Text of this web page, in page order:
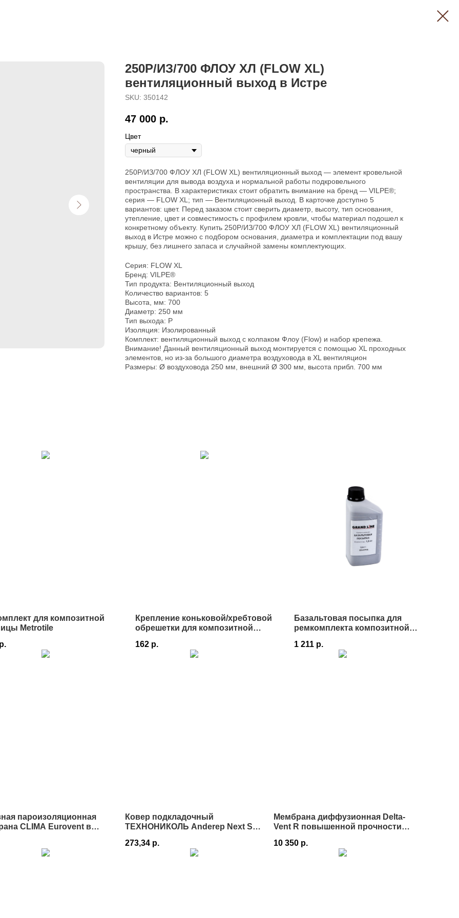
250P/ИЗ/700 ФЛОУ ХЛ (FLOW XL)
вентиляционный выход в Истре
SKU: 350142
47 000 р.
Цвет
250P/ИЗ/700 ФЛОУ ХЛ (FLOW XL) вентиляционный выход — элемент кровельной
вентиляции для вывода воздуха и нормальной работы подкровельного
пространства. В характеристиках стоит обратить внимание на бренд — VILPE®;
серия — FLOW XL; тип — Вентиляционный выход. В карточке доступно 5
вариантов: цвет. Перед заказом стоит сверить диаметр, высоту, тип основания,
утепление, цвет и совместимость с профилем кровли, чтобы материал подошел к
конкретному объекту. Купить 250P/ИЗ/700 ФЛОУ ХЛ (FLOW XL) вентиляционный
выход в Истре можно с подбором основания, диаметра и комплектации под вашу
крышу, без лишнего запаса и случайной замены комплектующих.
Серия: FLOW XL
Бренд: VILPE®
Тип продукта: Вентиляционный выход
Количество вариантов: 5
Высота, мм: 700
Диаметр: 250 мм
Тип выхода: P
Изоляция: Изолированный
Комплект: вентиляционный выход с колпаком Флоу (Flow) и набор крепежа.
Внимание! Данный вентиляционный выход монтируется с помощью XL проходных
элементов, но из-за большого диаметра воздуховода в XL вентиляцион
Размеры: Ø воздуховода 250 мм, внешний Ø 300 мм, высота прибл. 700 мм
для композитной
Metrotile
р.
Крепление коньковой/хребтовой
обрешетки для композитной
162 р.
Базальтовая посыпка для
ремкомплекта композитной
1 211 р.
пароизоляционная
CLIMA Eurovent в
Ковер подкладочный
ТЕХНОНИКОЛЬ Anderep Next Self
273,34 р.
Мембрана диффузионная Delta-
Vent R повышенной прочности
10 350 р.